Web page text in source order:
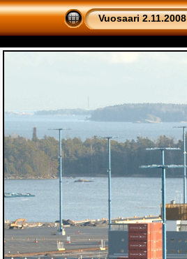
Vuosaari 2.11.2008